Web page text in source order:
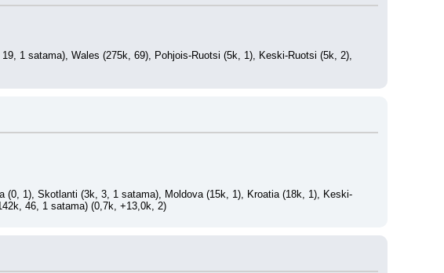
1 satama), Wales (275k, 69), Pohjois-Ruotsi (5k, 1), Keski-Ruotsi (5k, 2),
(0, 1), Skotlanti (3k, 3, 1 satama), Moldova (15k, 1), Kroatia (18k, 1), Keski-
46, 1 satama) (0,7k, +13,0k, 2)